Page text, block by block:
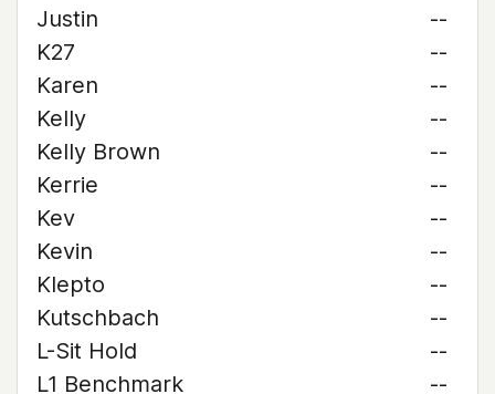
Justin
--
K27
--
Karen
--
Kelly
--
Kelly Brown
--
Kerrie
--
Kev
--
Kevin
--
Klepto
--
Kutschbach
--
L-Sit Hold
--
L1 Benchmark
--